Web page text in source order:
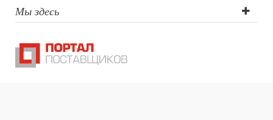
Антистрессы
Светоотражатели
Мы здесь